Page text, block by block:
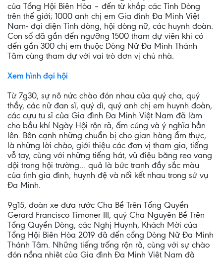
của Tổng Hội Biên Hòa – đến từ khắp các Tỉnh Dòng
trên thế giới; 1000 anh chị em Gia đình Đa Minh Việt
Nam- đại diện Tỉnh dòng, hội dòng nữ, các huynh đoàn.
Con số đã gần đến ngưỡng 1500 tham dự viên khi có
đến gần 300 chị em thuộc Dòng Nữ Đa Minh Thánh
Tâm cùng tham dự với vai trò đơn vị chủ nhà.
Xem hình đại hội
Từ 7g30, sự nô nức chào đón nhau của quý cha, quý
thầy, các nữ đan sĩ, quý dì, quý anh chị em huynh đoàn,
các cựu tu sĩ của Gia đình Đa Minh Việt Nam đã làm
cho bầu khí Ngày Hội rộn rã, ấm cúng và ý nghĩa hẳn
lên. Bên cạnh những chuẩn bị cho gian hàng ẩm thực,
là những lời chào, giới thiệu các đơn vị tham gia, tiếng
vỗ tay, cùng với những tiếng hát, vũ điệu băng reo vang
dội trong hội trường… quả là bức tranh đầy sắc màu
của tình gia đình, huynh đệ và nối kết nhau trong sứ vụ
Đa Minh.
9g15, đoàn xe đưa rước Cha Bề Trên Tổng Quyền
Gerard Francisco Timoner III, quý Cha Nguyên Bề Trên
Tổng Quyền Dòng, các Nghị Huynh, Khách Mời của
Tổng Hội Biên Hòa 2019 đã đến cổng Dòng Nữ Đa Minh
Thánh Tâm. Những tiếng trống rộn rã, cùng với sự chào
đón nồng nhiệt của Gia đình Đa Minh Việt Nam đã